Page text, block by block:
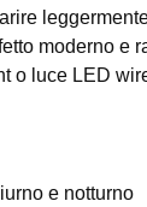
moderno e
o luce LED
e notturno